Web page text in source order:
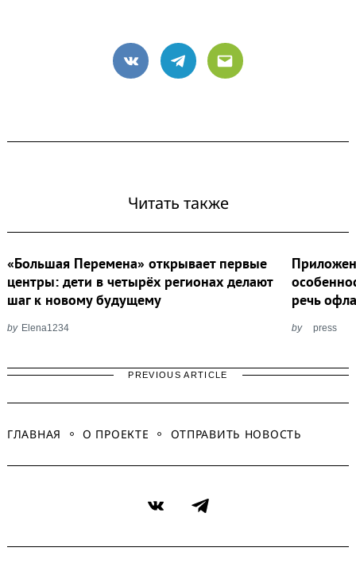
VK Telegram
Email
Читать также
«Большая Перемена» открывает первые
центры: дети в четырёх регионах делают
шаг к новому будущему
by Elena1234
речь
by press
PREVIOUS ARTICLE
ГЛАВНАЯ О ПРОЕКТЕ ОТПРАВИТЬ НОВОСТЬ
VK Telegram